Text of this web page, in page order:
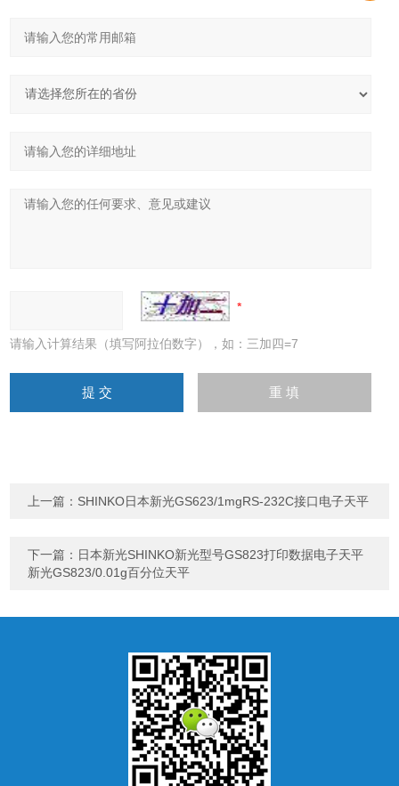
请输入计算结果（填写阿拉伯数字），如：三加四=7
上一篇： SHINKO日本新光GS623/1mgRS-232C接口电子天平
下一篇： 日本新光SHINKO新光型号GS823打印数据电子天平
新光GS823/0.01g百分位天平